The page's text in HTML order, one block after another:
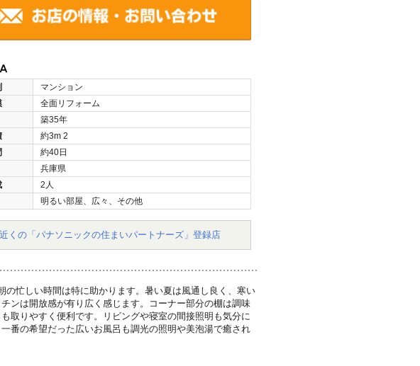
マンション
全面リフォーム
築35年
約3m 2
約40日
兵庫県
2人
明るい部屋、広々、その他
くの「パナソニックの住まいパートナーズ」登録店
忙しい時間は特に助かります。暑い夏は風通し良く、寒い
ンは開放感が有り広く感じます。コーナー部分の棚は調味
取りやすく便利です。リビングや寝室の間接照明も気分に
番の希望だった広いお風呂も調光の照明や美泡湯で癒され